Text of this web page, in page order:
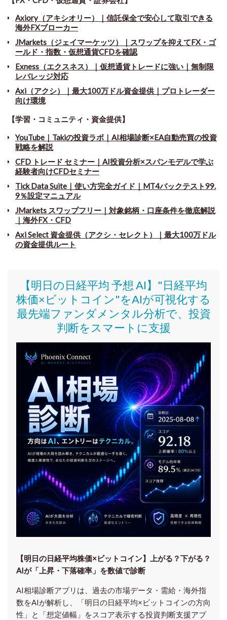
Axiory（アキシオリー）｜信託保全で安心して取引できる
海外FXブローカー
JMarkets（ジェイマーケッツ）｜スワップを抑えてFX・ゴ
ールド・指数・仮想通貨CFDを確認
Exness（エクスネス）｜仮想通貨トレードに強い｜無制限
レバレッジ対応
Axi（アクシ）｜最大100万ドル資金提供｜プロトレーダー
向け環境
【学習・コミュニティ・資金提供】
YouTube｜Takiの投資ラボ｜AI相場診断×EA自動売買の投資
戦略を解説
CFD トレード セミナー ｜ AI投資分析×スパンモデルで学ぶ
経験者向けCFDセミナー
Tick Data Suite ｜ 使い方完全ガイド｜MT4バックテスト99.
9％設定マニュアル
JMarkets スワップフリー ｜ 対象銘柄・口座条件を徹底解説
｜海外FX・CFD
Axi Select 資金提供（アクシ・セレクト）｜最大100万ドル
の資金提供ルート
【明日の日経平均 予想 AI】"日経平均
株価×ビットコイン"をAIが可視化する
最先端ファンダメンタル分析で、投資
判断をスマートに支援
【明日の⽇経平均株価×ビットコイン】上がる？下がる？
AIが「上昇・下落確率」を数値で診断
AI相場診断アプリは、過去の市場データ・需給・海外指
数をAIが解析し、「明日の日経平均×ビットコインの方向
性」と「想定値幅」をスコア表示する投資判断支援アプ